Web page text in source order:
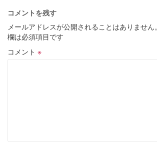
コメントを残す
メールアドレスが公開されることはありません。
欄は必須項目です
コメント ※